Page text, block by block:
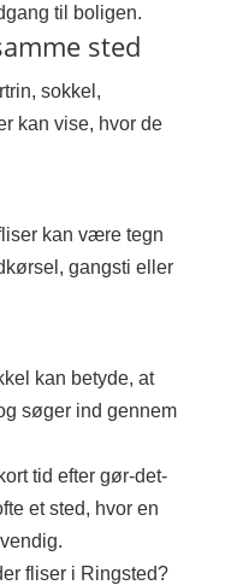
til boligen.
sted
sokkel,
kan vise, hvor de
kan være tegn
gangsti eller
kan betyde, at
søger ind gennem
tid efter gør-det-
et sted, hvor en
fliser i Ringsted?